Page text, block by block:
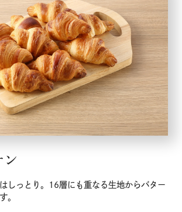
ン
しっとり。16層にも重なる生地からバター
。